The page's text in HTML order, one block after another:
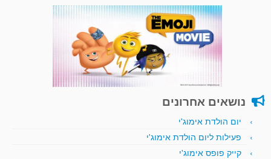
נושאים אחרונים
יום הולדת אימוג'י
פעילות ליום הולדת אימוג'י
קייק פופס אימוג'י